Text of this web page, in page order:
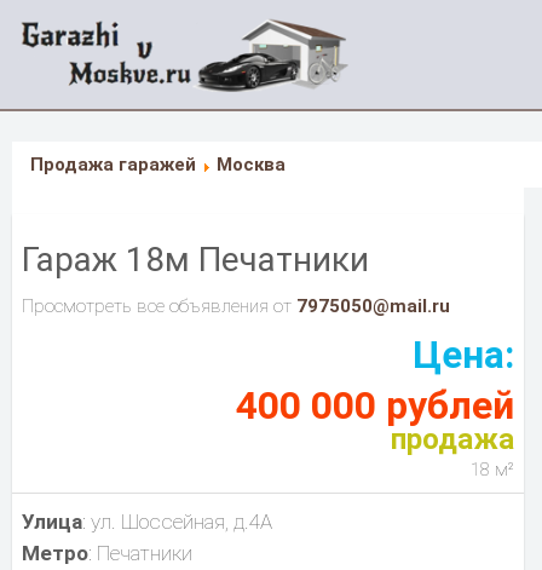
Продажа гаражей Москва
Гараж 18м Печатники
Просмотреть все объявления от 7975050@mail.ru
Цена:
400 000 рублей
продажа
18 м²
Улица: ул. Шоссейная, д.4А
Метро: Печатники